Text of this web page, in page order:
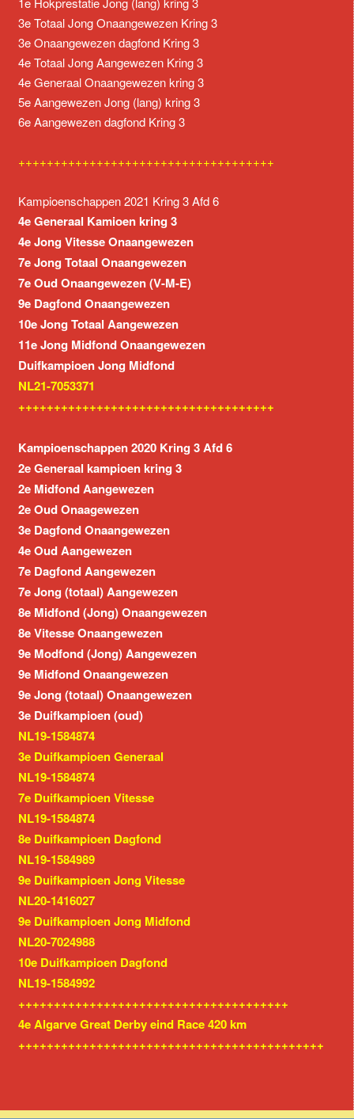
3e Totaal Jong Onaangewezen Kring 3
3e Onaangewezen dagfond Kring 3
4e Totaal Jong Aangewezen Kring 3
4e Generaal Onaangewezen kring 3
5e Aangewezen Jong (lang) kring 3
6e Aangewezen dagfond Kring 3
++++++++++++++++++++++++++++++++++++
Kampioenschappen 2021 Kring 3 Afd 6
4e Generaal Kamioen kring 3
4e Jong Vitesse Onaangewezen
7e Jong Totaal Onaangewezen
7e Oud Onaangewezen (V-M-E)
9e Dagfond Onaangewezen
10e Jong Totaal Aangewezen
11e Jong Midfond Onaangewezen
Duifkampioen Jong Midfond
NL21-7053371
++++++++++++++++++++++++++++++++++++
Kampioenschappen 2020 Kring 3 Afd 6
2e Generaal kampioen kring 3
2e Midfond Aangewezen
2e Oud Onaagewezen
3e Dagfond Onaangewezen
4e Oud Aangewezen
7e Dagfond Aangewezen
7e Jong (totaal) Aangewezen
8e Midfond (Jong) Onaangewezen
8e Vitesse Onaangewezen
9e Modfond (Jong) Aangewezen
9e Midfond Onaangewezen
9e Jong (totaal) Onaangewezen
3e Duifkampioen (oud)
NL19-1584874
3e Duifkampioen Generaal
NL19-1584874
7e Duifkampioen Vitesse
NL19-1584874
8e Duifkampioen Dagfond
NL19-1584989
9e Duifkampioen Jong Vitesse
NL20-1416027
9e Duifkampioen Jong Midfond
NL20-7024988
10e Duifkampioen Dagfond
NL19-1584992
++++++++++++++++++++++++++++++++++++++
4e Algarve Great Derby eind Race 420 km
+++++++++++++++++++++++++++++++++++++++++++